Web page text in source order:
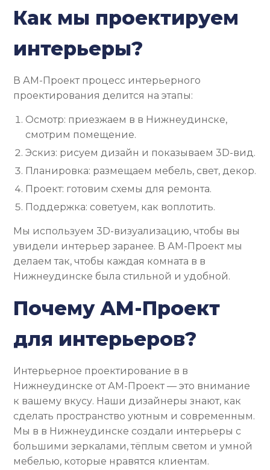
Как мы проектируем
интерьеры?
В АМ-Проект процесс интерьерного
проектирования делится на этапы:
Осмотр: приезжаем в в Нижнеудинске,
смотрим помещение.
Эскиз: рисуем дизайн и показываем 3D-вид.
Планировка: размещаем мебель, свет, декор.
Проект: готовим схемы для ремонта.
Поддержка: советуем, как воплотить.
Мы используем 3D-визуализацию, чтобы вы
увидели интерьер заранее. В АМ-Проект мы
делаем так, чтобы каждая комната в в
Нижнеудинске была стильной и удобной.
Почему АМ-Проект
для интерьеров?
Интерьерное проектирование в в
Нижнеудинске от АМ-Проект — это внимание
к вашему вкусу. Наши дизайнеры знают, как
сделать пространство уютным и современным.
Мы в в Нижнеудинске создали интерьеры с
большими зеркалами, тёплым светом и умной
мебелью, которые нравятся клиентам.